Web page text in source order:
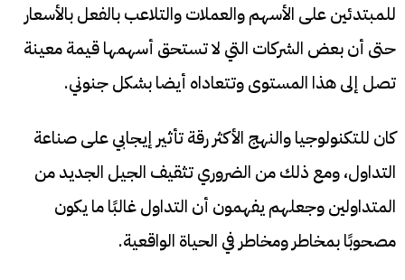
للمبتدئين على الأسهم والعملات والتلاعب بالفعل بالأسعار
حتى أن بعض الشركات التي لا تستحق أسهمها قيمة معينة
تصل إلى هذا المستوى وتتعاداه أيضا بشكل جنوني.
كان للتكنولوجيا والنهج الأكثر رقة تأثير إيجابي على صناعة
التداول، ومع ذلك من الضروري تثقيف الجيل الجديد من
المتداولين وجعلهم يفهمون أن التداول غالبًا ما يكون
مصحوبًا بمخاطر ومخاطر في الحياة الواقعية.